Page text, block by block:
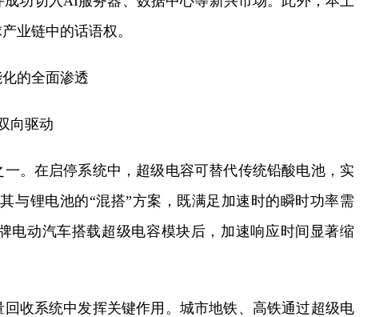
业链中的话语权。
的全面渗透
向驱动
。在启停系统中，超级电容可替代传统铅酸电池，实
与锂电池的“混搭”方案，既满足加速时的瞬时功率需
电动汽车搭载超级电容模块后，加速响应时间显著缩
收系统中发挥关键作用。城市地铁、高铁通过超级电